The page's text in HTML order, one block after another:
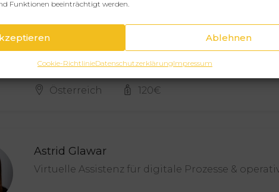
Funktionen beeinträchtigt werden.
Ablehnen
Cookie-RichtlinieDatenschutzerklärungImpressum
Expertin für Webseiten, Onlinekurse und
Österreich 120€
Astrid Glawar
Virtuelle Assistenz für digitale Prozesse &